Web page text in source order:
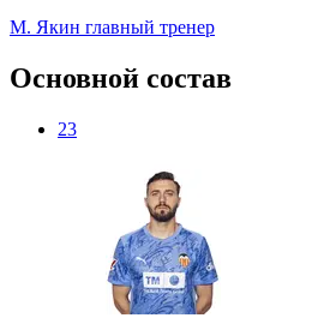
М. Якин главный тренер
Основной состав
23